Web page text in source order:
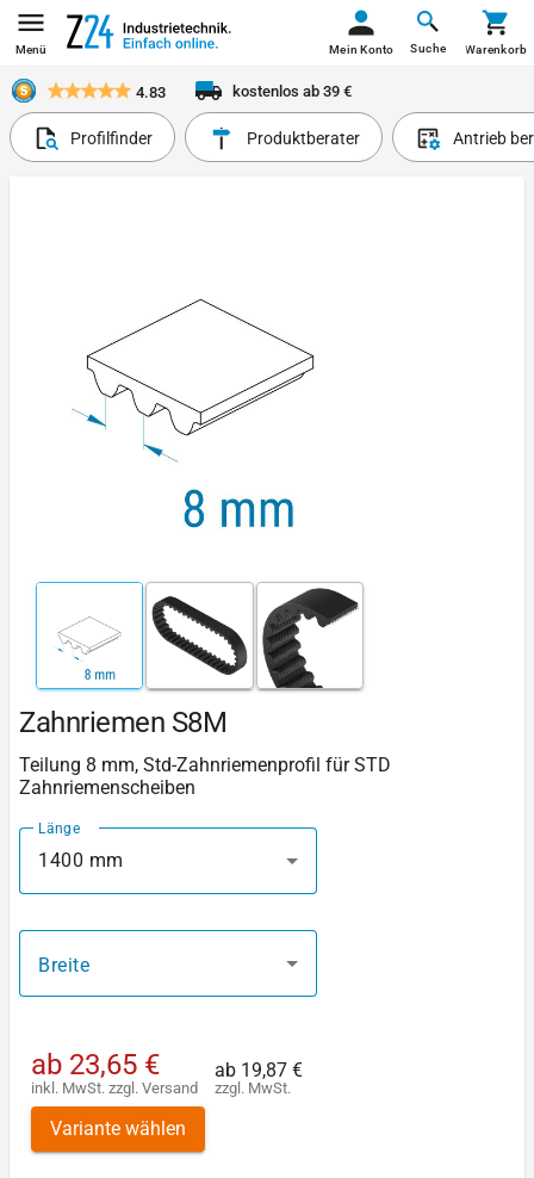
Menü Suche
Mein Konto Warenkorb
4.83 kostenlos ab 39 €
Profilfinder Produktberater Antrieb
Zahnriemen S8M
Teilung 8 mm, Std-Zahnriemenprofil für STD
Zahnriemenscheiben
Länge
1400 mm
Breite
ab 23,65 €
inkl. MwSt. zzgl. Versand
ab 19,87 €
zzgl. MwSt.
Variante wählen